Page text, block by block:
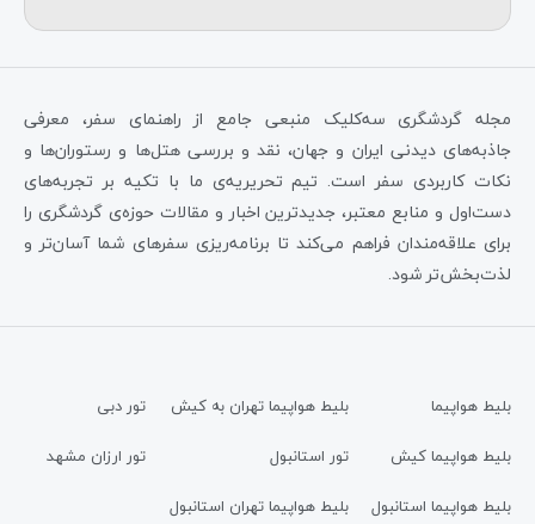
مجله گردشگری سه‌کلیک منبعی جامع از راهنمای سفر، معرفی
جاذبه‌های دیدنی ایران و جهان، نقد و بررسی هتل‌ها و رستوران‌ها و
نکات کاربردی سفر است. تیم تحریریه‌ی ما با تکیه بر تجربه‌های
دست‌اول و منابع معتبر، جدیدترین اخبار و مقالات حوزه‌ی گردشگری را
برای علاقه‌مندان فراهم می‌کند تا برنامه‌ریزی سفرهای شما آسان‌تر و
لذت‌بخش‌تر شود.
بلیط هواپیما
بلیط هواپیما کیش
بلیط هواپیما استانبول
بلیط هواپیما تهران به کیش
تور استانبول
بلیط هواپیما تهران استانبول
تور دبی
تور ارزان مشهد